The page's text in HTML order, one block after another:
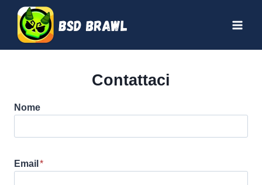
Salta
contenuto
Contattaci
Nome
Email *